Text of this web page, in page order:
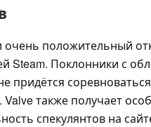
очень положительный
Steam. Поклонники с
придётся
также получает
спекулянтов на